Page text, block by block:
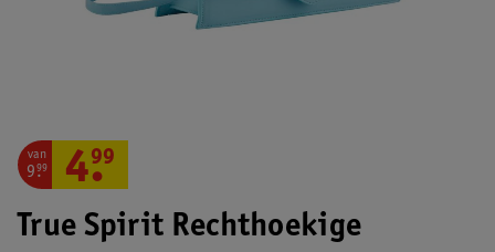
True Spirit Rechthoekige
van
9.
99 4.
99